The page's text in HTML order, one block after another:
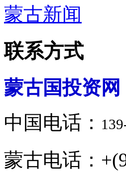
蒙古新闻
联系方式
蒙古国投资网
中国电话：
蒙古电话：